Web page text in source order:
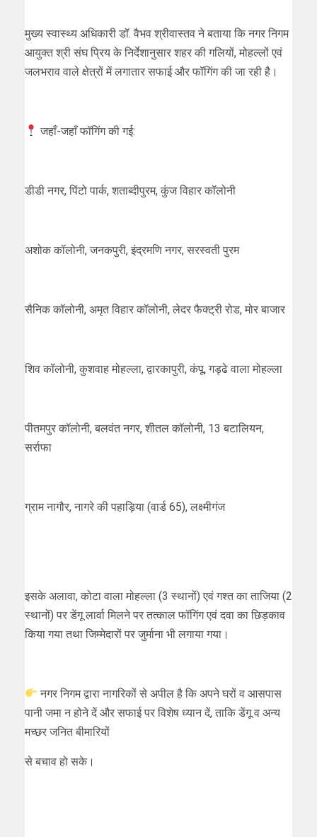
मुख्य स्वास्थ्य अधिकारी डॉ. वैभव श्रीवास्तव ने बताया कि नगर निगम
आयुक्त श्री संघ प्रिय के निर्देशानुसार शहर की गलियों, मोहल्लों एवं
जलभराव वाले क्षेत्रों में लगातार सफाई और फॉगिंग की जा रही है।
जहाँ-जहाँ फॉगिंग की गई:
डीडी नगर, पिंटो पार्क, शताब्दीपुरम, कुंज विहार कॉलोनी
अशोक कॉलोनी, जनकपुरी, इंद्रमणि नगर, सरस्वती पुरम
सैनिक कॉलोनी, अमृत विहार कॉलोनी, लेदर फैक्ट्री रोड, मोर बाजार
शिव कॉलोनी, कुशवाह मोहल्ला, द्वारकापुरी, कंपू, गड्ढे वाला मोहल्ला
पीतमपुर कॉलोनी, बलवंत नगर, शीतल कॉलोनी, 13 बटालियन,
सर्राफा
ग्राम नागौर, नागरे की पहाड़िया (वार्ड 65), लक्ष्मीगंज
इसके अलावा, कोटा वाला मोहल्ला (3 स्थानों) एवं गश्त का ताजिया (2
स्थानों) पर डेंगू लार्वा मिलने पर तत्काल फॉगिंग एवं दवा का छिड़काव
किया गया तथा जिम्मेदारों पर जुर्माना भी लगाया गया।
नगर निगम द्वारा नागरिकों से अपील है कि अपने घरों व आसपास
पानी जमा न होने दें और सफाई पर विशेष ध्यान दें, ताकि डेंगू व अन्य
मच्छर जनित बीमारियों
से बचाव हो सके।